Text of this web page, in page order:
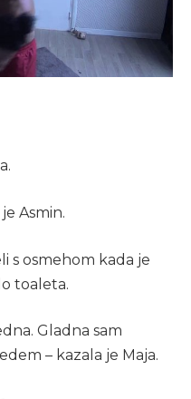
Asmin.
s osmehom kada je
toaleta.
Gladna sam
– kazala je Maja.